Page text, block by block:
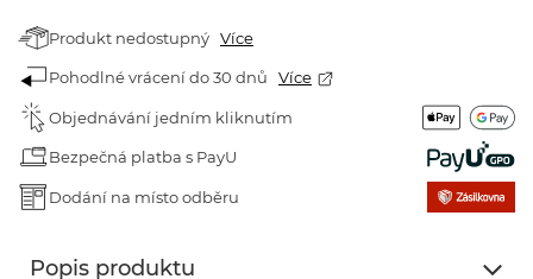
Produkt nedostupný Více
Pohodlné vrácení do 30 dnů Více
Objednávání jedním kliknutím
Bezpečná platba s PayU
Dodání na místo odběru
Popis produktu